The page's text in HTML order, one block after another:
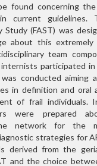
found concerning
current guidelines.
Study (FAST) was
about this
team
internists participated
conducted aiming
in definition and oral
of frail individuals.
were prepared
network for the
strategies for
derived from the
and the choice